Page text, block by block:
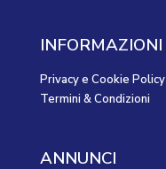
INFORMAZIONI
Privacy e Cookie Policy
Termini & Condizioni
ANNUNCI